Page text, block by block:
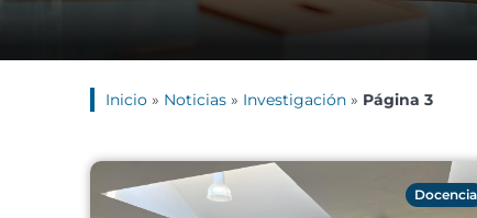
Inicio » Noticias » Investigación » Página 3
Docencia